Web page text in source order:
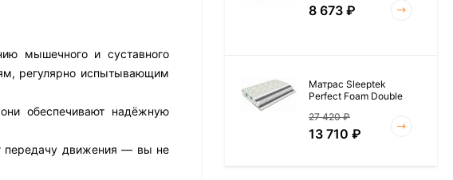
мышечного и суставного
регулярно испытывающим
обеспечивают надёжную
передачу движения — вы не
8 673 ₽
Матрас Sleeptek
Perfect Foam Double
27 420₽
13 710 ₽